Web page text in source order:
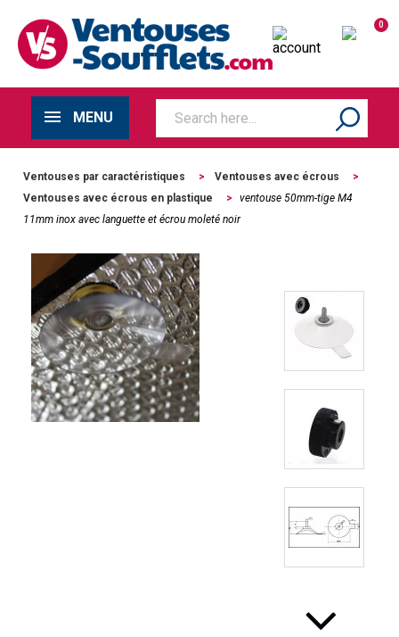
0
MENU
Ventouses par caractéristiques > Ventouses avec écrous
>
Ventouses avec écrous en plastique
>
ventouse 50mm-tige M4
11mm inox avec languette et écrou moleté noir